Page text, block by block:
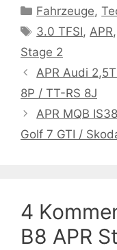
Kategorien
Fahrzeuge,
Schlagwörter
3.0 TFSI, APR,
Stage 2
APR Audi
8P / TT-RS 8J
APR MQB
Golf 7 GTI /
4
B8 APR